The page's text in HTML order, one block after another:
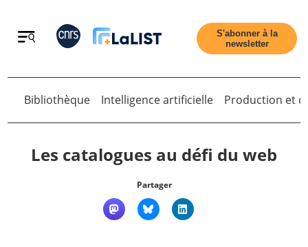
Retour
S'abonner à la
newsletter
Bibliothèque Intelligence artificielle Production et
Les catalogues au défi du web
Partager